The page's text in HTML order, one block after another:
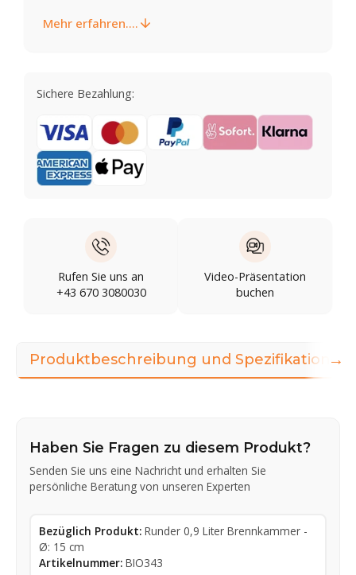
Mehr erfahren....
Sichere Bezahlung:
Rufen Sie uns an
+43 670 3080030
Video-Präsentation
buchen
Produktbeschreibung und Spezifikationen
Haben Sie Fragen zu diesem Produkt?
Senden Sie uns eine Nachricht und erhalten Sie
persönliche Beratung von unseren Experten
Bezüglich Produkt: Runder 0,9 Liter Brennkammer -
Ø: 15 cm
Artikelnummer: BIO343
→